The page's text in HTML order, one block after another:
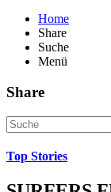
Home
Share
Suche
Menü
Share
Top Stories